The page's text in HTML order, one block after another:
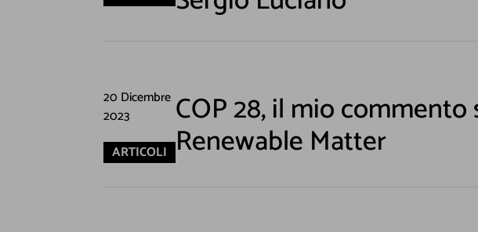
20 Dicembre
2023
ARTICOLI
COP 28, il mio commento
Renewable Matter